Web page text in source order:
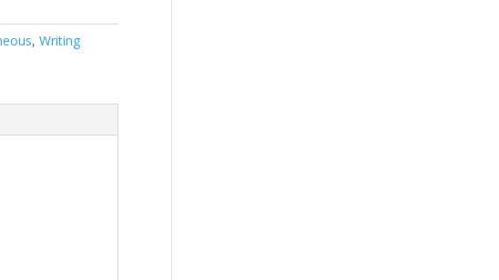
,Writing